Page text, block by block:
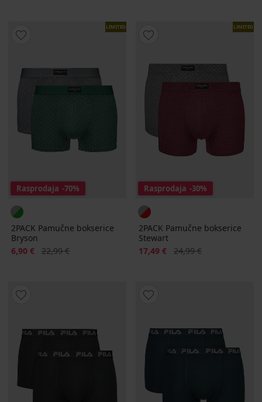
LIMITED
Rasprodaja -70%
2PACK Pamučne bokserice
Bryson
Popust
6,90 € Prvobitna cijena
22,99 €
LIMITED
Rasprodaja -30%
2PACK Pamučne bokserice
Stewart
Popust
17,49 € Prvobitna cijena
24,99 €